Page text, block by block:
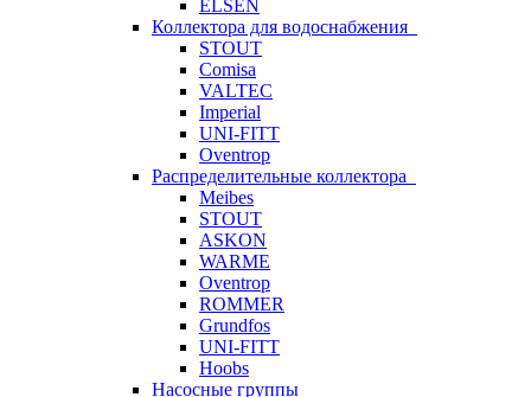
ELSEN
Коллектора для водоснабжения
STOUT
Comisa
VALTEC
Imperial
UNI-FITT
Oventrop
Распределительные коллектора
Meibes
STOUT
ASKON
WARME
Oventrop
ROMMER
Grundfos
UNI-FITT
Hoobs
Насосные группы